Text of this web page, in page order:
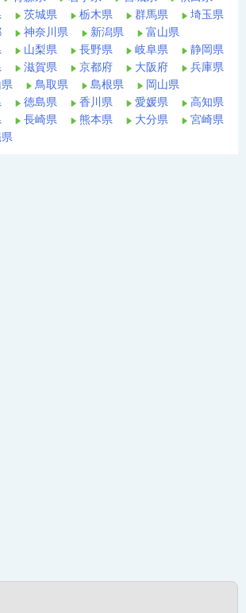
茨城県 栃木県 群馬県
埼玉県
神奈川県 新潟県
富山県
山梨県 長野県 岐阜県
静岡県
滋賀県 京都府 大阪府
兵庫県
鳥取県 島根県
岡山県
徳島県 香川県 愛媛県
高知県
長崎県 熊本県 大分県
宮崎県